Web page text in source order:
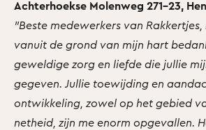
Achterhoekse Molenweg 271-23,
"Beste medewerkers van
vanuit de grond van mijn hart
geweldige zorg en liefde die jullie
gegeven. Jullie toewijding en
ontwikkeling, zowel op het gebied
netheid, zijn me enorm opgevallen.